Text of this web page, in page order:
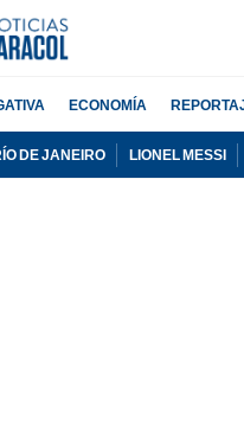
ECONOMÍA
DE JANEIRO LIONEL MESSI